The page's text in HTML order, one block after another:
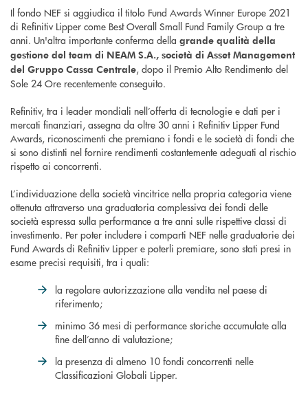
Il fondo NEF si aggiudica il titolo Fund Awards Winner Europe 2021
di Refinitiv Lipper come Best Overall Small Fund Family Group a tre
anni. Un'altra importante conferma della grande qualità della
gestione del team di NEAM S.A., società di Asset Management
del Gruppo Cassa Centrale, dopo il Premio Alto Rendimento del
Sole 24 Ore recentemente conseguito.
Refinitiv, tra i leader mondiali nell’offerta di tecnologie e dati per i
mercati finanziari, assegna da oltre 30 anni i Refinitiv Lipper Fund
Awards, riconoscimenti che premiano i fondi e le società di fondi che
si sono distinti nel fornire rendimenti costantemente adeguati al rischio
rispetto ai concorrenti.
L’individuazione della società vincitrice nella propria categoria viene
ottenuta attraverso una graduatoria complessiva dei fondi delle
società espressa sulla performance a tre anni sulle rispettive classi di
investimento. Per poter includere i comparti NEF nelle graduatorie dei
Fund Awards di Refinitiv Lipper e poterli premiare, sono stati presi in
esame precisi requisiti, tra i quali:
la regolare autorizzazione alla vendita nel paese di
riferimento;
minimo 36 mesi di performance storiche accumulate alla
fine dell’anno di valutazione;
la presenza di almeno 10 fondi concorrenti nelle
Classificazioni Globali Lipper.